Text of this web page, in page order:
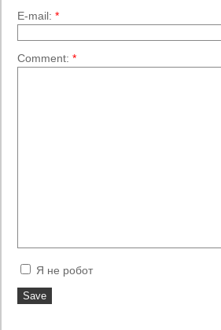
E-mail: *
Comment: *
Я не робот